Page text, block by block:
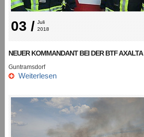
03 / Juli
2018
NEUER KOMMANDANT BEI DER BTF AXALTA
Guntramsdorf
Weiterlesen